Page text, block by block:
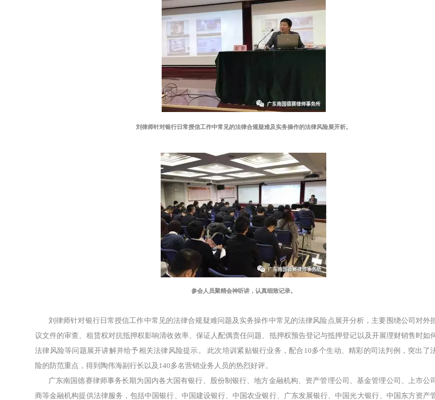
刘律师针对银行日常授信工作中常见的法律合规疑难及实务操作的法律风险展开析。
参会人员聚精会神听讲，认真细致记录。
刘律师针对银行日常授信工作中常见的法律合规疑难问题及实务操作中常见的法律风险点展开分析，主要围绕公司对外
议文件的审查、租赁权对抗抵押权影响清收效率、保证人配偶责任问题、抵押权预告登记与抵押登记以及开展理财销售时如
法律风险等问题展开讲解并给予相关法律风险提示。 此次培训紧贴银行业务，配合10多个生动、精彩的司法判例，突出了
险的防范重点，得到陶伟海副行长以及140多名营销业务人员的热烈好评。
广东南国德赛律师事务长期为国内各大国有银行、股份制银行、地方金融机构、资产管理公司、基金管理公司、上市公
商等金融机构提供法律服务，包括中国银行、中国建设银行、中国农业银行、广东发展银行、中国光大银行、中国东方资产